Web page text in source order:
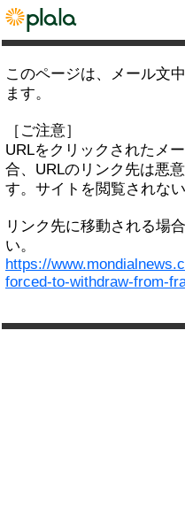
このページは、メール文
ます。
［ご注意］
URLをクリックされたメ
合、URLのリンク先は悪
す。サイトを閲覧されな
リンク先に移動される場
い。
https://
forced-to-withdraw-from-